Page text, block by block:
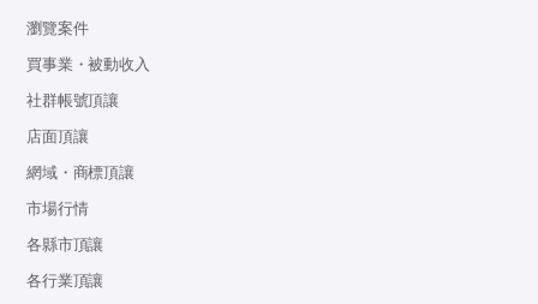
瀏覽案件
買事業・被動收入
社群帳號頂讓
店面頂讓
網域・商標頂讓
市場行情
各縣市頂讓
各行業頂讓